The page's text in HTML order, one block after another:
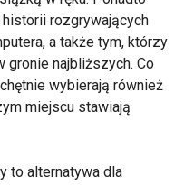
rozgrywających
a także tym, którzy
gronie najbliższych. Co
wybierają również
miejscu stawiają
to alternatywa dla